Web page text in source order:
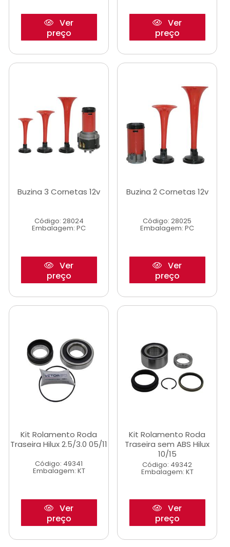
Ver
preço
Ver
preço
Buzina 3 Cornetas 12v
Código: 28024
Embalagem: PC
Ver
preço
Buzina 2 Cornetas 12v
Código: 28025
Embalagem: PC
Ver
preço
Kit Rolamento Roda
Traseira Hilux 2.5/3.0 05/11
Código: 49341
Embalagem: KT
Ver
preço
Kit Rolamento Roda
Traseira sem ABS Hilux
10/15
Código: 49342
Embalagem: KT
Ver
preço